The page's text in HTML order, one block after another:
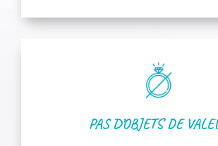
PAS D’OBJETS DE